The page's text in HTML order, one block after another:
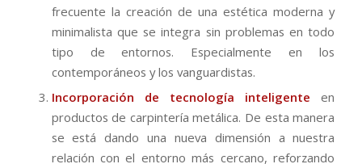
frecuente la creación de una estética moderna y
minimalista que se integra sin problemas en todo
tipo de entornos. Especialmente en los
contemporáneos y los vanguardistas.
Incorporación de tecnología inteligente en
productos de carpintería metálica. De esta manera
se está dando una nueva dimensión a nuestra
relación con el entorno más cercano, reforzando